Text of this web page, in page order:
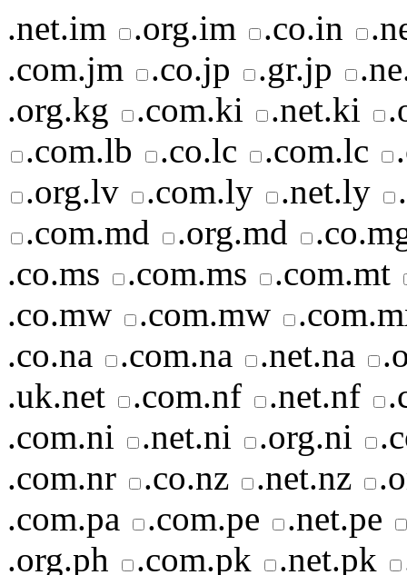
.net.im
.org.im .co.in
.com.jm
.co.jp .gr.jp
.org.kg
.com.ki .net.ki
.com.lb
.co.lc .com.lc
.org.lv
.com.ly .net.ly
.com.md
.org.md
.co.ms
.com.ms
.com.mt
.co.mw
.com.mw
.co.na
.com.na .net.na
.uk.net
.com.nf .net.nf
.com.ni
.net.ni .org.ni
.com.nr
.co.nz .net.nz
.com.pa
.com.pe
.net.pe
.org.ph
.com.pk .net.pk